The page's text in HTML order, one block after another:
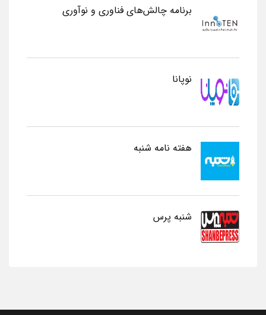
برنامه چالش‌های فناوری و نوآوری
نوپانا
هفته نامه شنبه
شنبه پرس